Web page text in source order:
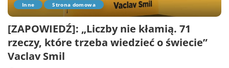
Inne Strona domowa
[ZAPOWIEDŹ]: „Liczby nie kłamią. 71
rzeczy, które trzeba wiedzieć o świecie”
Vaclav Smil